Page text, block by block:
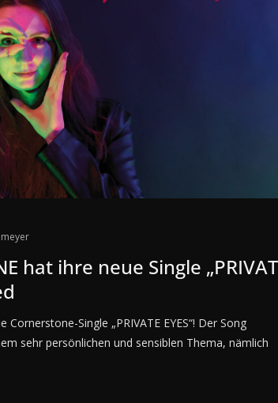
hat ihre neue Single
Cornerstone-Single „PRIVATE EYES“! Der Song
sehr persönlichen und sensiblen Thema, nämlich